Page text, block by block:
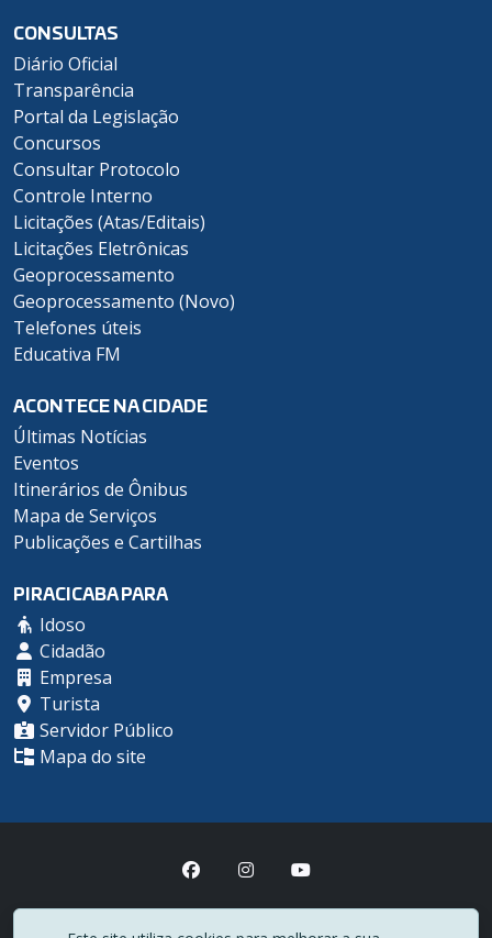
CONSULTAS
Diário Oficial
Transparência
Portal da Legislação
Concursos
Consultar Protocolo
Controle Interno
Licitações (Atas/Editais)
Licitações Eletrônicas
Geoprocessamento
Geoprocessamento (Novo)
Telefones úteis
Educativa FM
ACONTECE NA CIDADE
Últimas Notícias
Eventos
Itinerários de Ônibus
Mapa de Serviços
Publicações e Cartilhas
PIRACICABA PARA
Idoso
Cidadão
Empresa
Turista
Servidor Público
Mapa do site